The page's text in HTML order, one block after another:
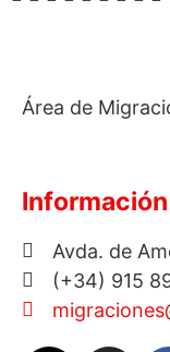
Área de
Avda. de
(+34) 915